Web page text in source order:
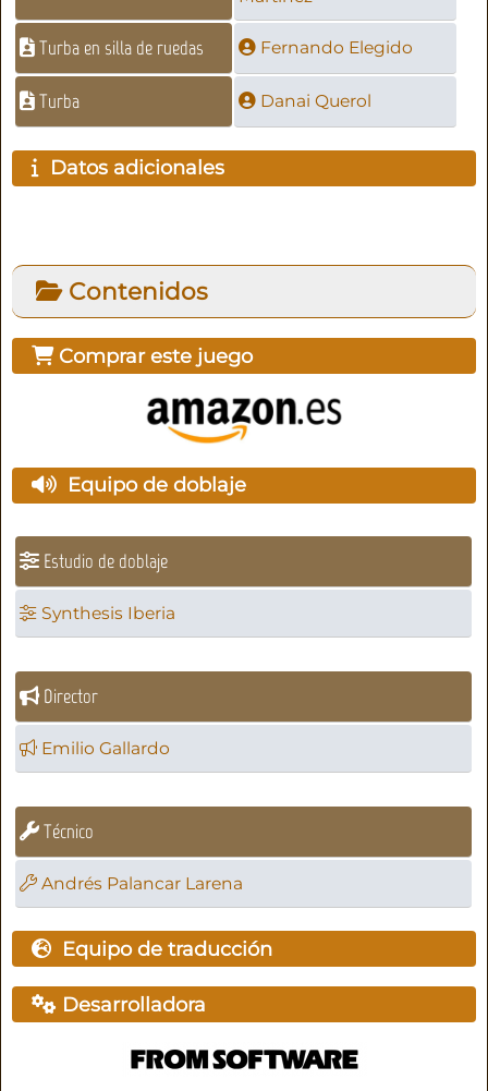
Turba en silla de ruedas Fernando Elegido
Turba Danai Querol
Datos adicionales
Contenidos
Comprar este juego
Equipo de doblaje
Estudio de doblaje
Synthesis Iberia
Director
Emilio Gallardo
Técnico
Andrés Palancar Larena
Equipo de traducción
Desarrolladora